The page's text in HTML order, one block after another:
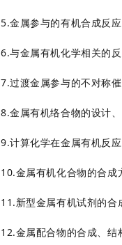
5.金属参与的有机合成反
6.与金属有机化学相关的
7.过渡金属参与的不对称
8.金属有机络合物的设计
9.计算化学在金属有机反
10.金属有机化合物的合成
11.新型金属有机试剂的合
12.金属配合物的合成、结